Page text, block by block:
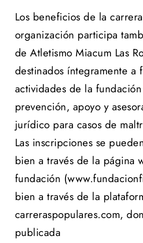
Los beneficios de la
organización participa
de Atletismo Miacum Las
destinados íntegramente a
actividades de la
prevención, apoyo y
jurídico para casos de
Las inscripciones se
bien a través de la página
fundación
bien a través de la
carreraspopulares.com,
publicada